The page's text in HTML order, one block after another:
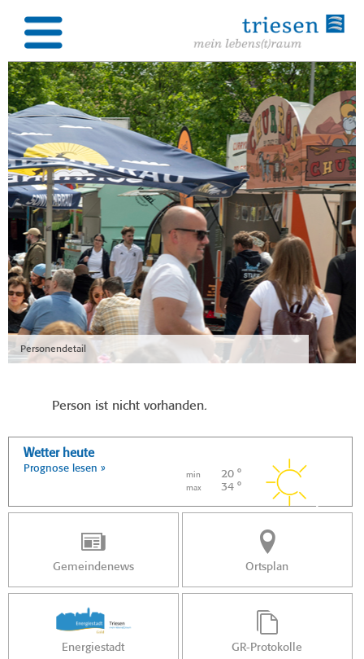
Personendetail
Person ist nicht vorhanden.
Wetter heute
Prognose lesen »
min 20 °
max 34 °
Gemeindenews Ortsplan
Energiestadt GR-Protokolle